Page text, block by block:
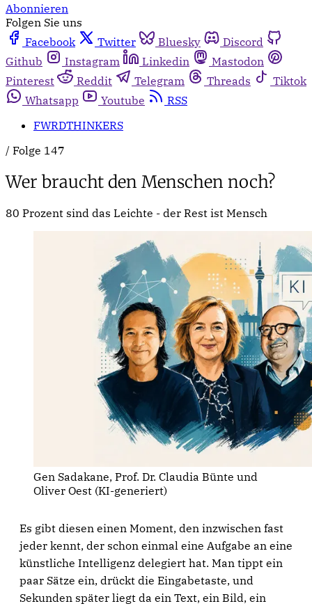
Abonnieren
Folgen Sie uns
Facebook
Twitter Bluesky
Discord
Github
Instagram Linkedin
Mastodon
Pinterest
Reddit Telegram Threads
Tiktok
Whatsapp
Youtube
RSS
FWRDTHINKERS
/ Folge 147
Wer braucht den Menschen noch?
80 Prozent sind das Leichte - der Rest ist Mensch
Gen Sadakane, Prof. Dr. Claudia Bünte und
Oliver Oest (KI-generiert)
Es gibt diesen einen Moment, den inzwischen fast
jeder kennt, der schon einmal eine Aufgabe an eine
künstliche Intelligenz delegiert hat. Man tippt ein
paar Sätze ein, drückt die Eingabetaste, und
Sekunden später liegt da ein Text, ein Bild, ein